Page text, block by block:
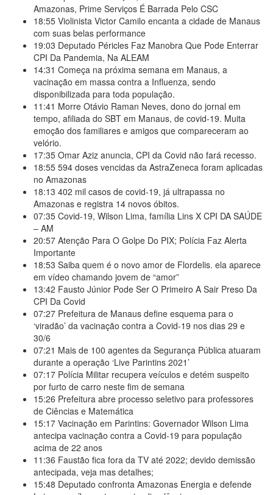
Amazonas, Prime Serviços É Barrada Pelo CSC
18:55 Violinista Victor Camilo encanta a cidade de Manaus
com suas belas performance
19:03 Deputado Péricles Faz Manobra Que Pode Enterrar
CPI Da Pandemia, Na ALEAM
14:31 Começa na próxima semana em Manaus, a
vacinação em massa contra a Influenza, sendo
disponibilizada para toda população.
11:41 Morre Otávio Raman Neves, dono do jornal em
tempo, afiliada do SBT em Manaus, de covid-19. Muita
emoção dos familiares e amigos que compareceram ao
velório.
17:35 Omar Aziz anuncia, CPI da Covid não fará recesso.
18:55 594 doses vencidas da AstraZeneca foram aplicadas
no Amazonas
18:13 402 mil casos de covid-19, já ultrapassa no
Amazonas e registra 14 novos óbitos.
07:35 Covid-19, Wilson Lima, família Lins X CPI DA SAÚDE
– AM
20:57 Atenção Para O Golpe Do PIX; Polícia Faz Alerta
Importante
18:53 Saiba quem é o novo amor de Flordelis. ela aparece
em vídeo chamando jovem de “amor”
13:42 Fausto Júnior Pode Ser O Primeiro A Sair Preso Da
CPI Da Covid
07:27 Prefeitura de Manaus define esquema para o
‘viradão’ da vacinação contra a Covid-19 nos dias 29 e
30/6
07:21 Mais de 100 agentes da Segurança Pública atuaram
durante a operação ‘Live Parintins 2021’
07:17 Polícia Militar recupera veículos e detém suspeito
por furto de carro neste fim de semana
15:26 Prefeitura abre processo seletivo para professores
de Ciências e Matemática
15:17 Vacinação em Parintins: Governador Wilson Lima
antecipa vacinação contra a Covid-19 para população
acima de 22 anos
11:36 Faustão fica fora da TV até 2022; devido demissão
antecipada, veja mas detalhes;
15:48 Deputado confronta Amazonas Energia e defende